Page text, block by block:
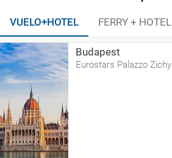
VUELO+HOTEL FERRY + HOTEL
Budapest
Eurostars Palazzo Zichy